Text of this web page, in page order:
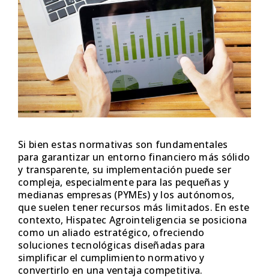
Si bien estas normativas son fundamentales
para garantizar un entorno financiero más sólido
y transparente, su implementación puede ser
compleja, especialmente para las pequeñas y
medianas empresas (PYMEs) y los autónomos,
que suelen tener recursos más limitados. En este
contexto, Hispatec Agrointeligencia se posiciona
como un aliado estratégico, ofreciendo
soluciones tecnológicas diseñadas para
simplificar el cumplimiento normativo y
convertirlo en una ventaja competitiva.